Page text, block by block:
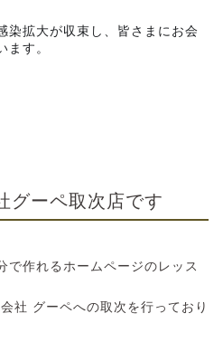
染拡大が収束し、皆さまにお会
ます。
グーペ取次店です
で作れるホームページのレッス
社 グーペへの取次を行っており